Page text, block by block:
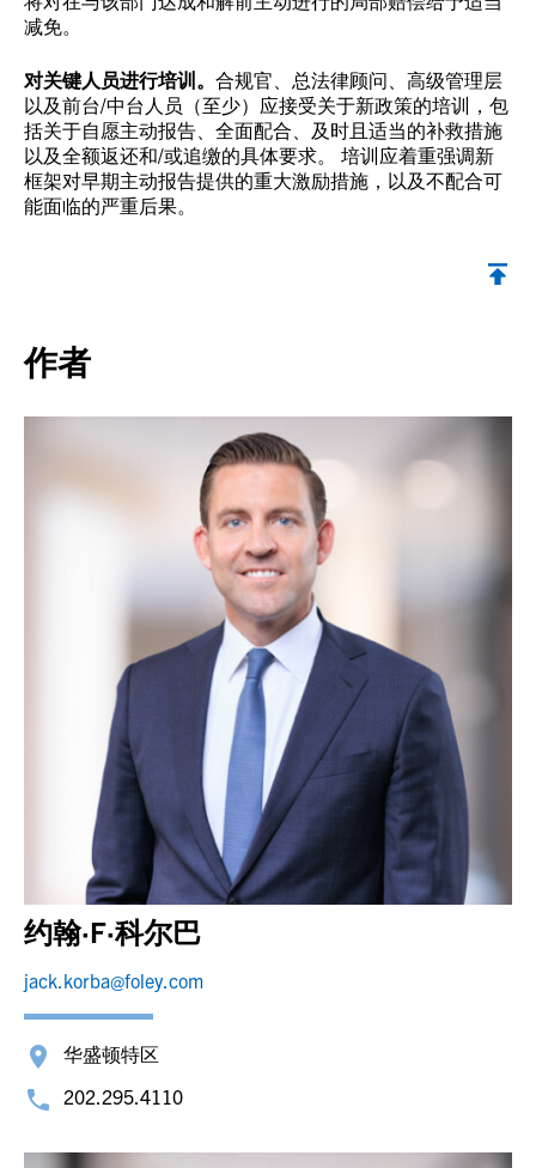
减免。
对关键人员进行培训。 合规官、总法律顾问、高级管理层
以及前台/中台人员（至少）应接受关于新政策的培训，包
括关于自愿主动报告、全面配合、及时且适当的补救措施
以及全额返还和/或追缴的具体要求。 培训应着重强调新
框架对早期主动报告提供的重大激励措施，以及不配合可
能面临的严重后果。
作者
约翰·F·科尔巴
jack.korba@foley.com
华盛顿特区
202.295.4110